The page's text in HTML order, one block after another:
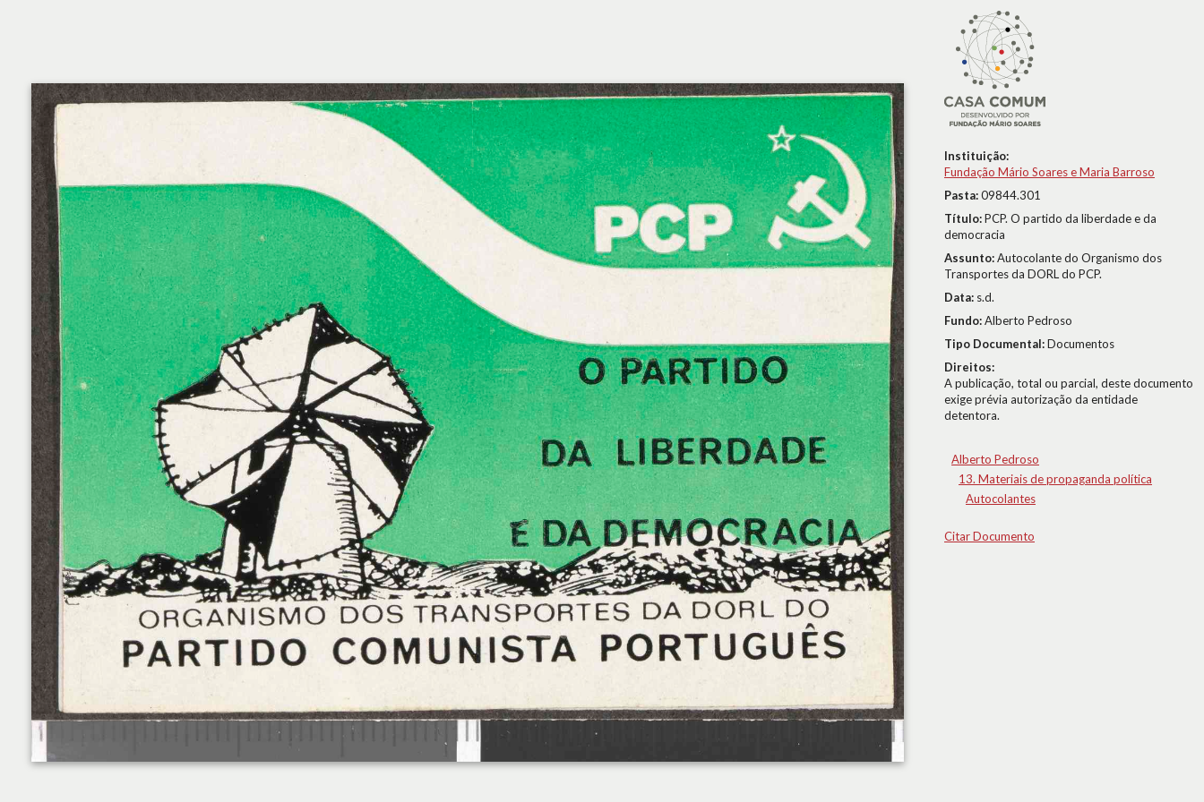
Instituição:
Fundação Mário Soares e Maria Barroso
Pasta:09844.301
Título:PCP. O partido da liberdade e da
democracia
Assunto:Autocolante do Organismo dos
Transportes da DORL do PCP.
Data: s.d.
Fundo:Alberto Pedroso
Tipo Documental:Documentos
Direitos:
A publicação, total ou parcial, deste documento
exige prévia autorização da entidade
detentora.
Alberto Pedroso
13. Materiais de propaganda política
Autocolantes
Citar Documento